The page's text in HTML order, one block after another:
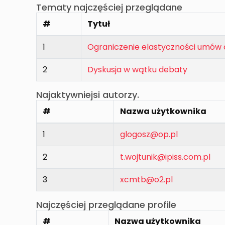
Tematy najczęściej przeglądane
# Tytuł
1
Ograniczenie elastyczności
2 Dyskusja w wątku debaty
Najaktywniejsi autorzy.
# Nazwa użytkownika
1
glogosz@op.pl
2 t.wojtunik@ipiss.com.pl
3 xcmtb@o2.pl
Najczęściej przeglądane profile
# Nazwa użytkownika